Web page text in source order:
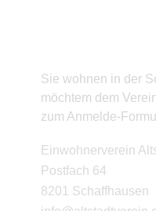
Sie wohnen in der
möchtem dem
zum Anmelde-
Einwohnerverein
Postfach 64
8201 Schaffhausen